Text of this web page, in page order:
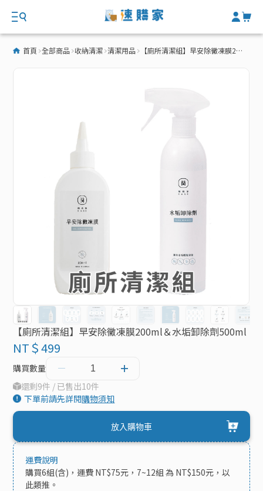
首頁 全部商品 收納清潔 清潔用品 【廁所清潔組】早安除黴凍膜200ml＆水垢卸除劑500ml
【廁所清潔組】早安除黴凍膜200ml＆水垢卸除劑500ml
NT＄499
購買數量
還剩9件 / 已售出10件
下單前請先詳閱購物須知
放入購物車
運費說明
購買6組(含)，運費 NT$75元，7~12組 為 NT$150元，以
此類推。